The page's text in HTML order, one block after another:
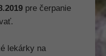
pre čerpanie
lekárky na